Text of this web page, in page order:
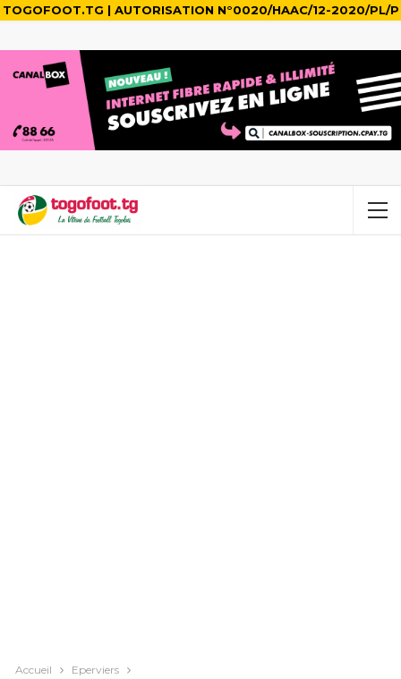
TOGOFOOT.TG | AUTORISATION N°0020/HAAC/12-2020/PL/P
Accueil Eperviers